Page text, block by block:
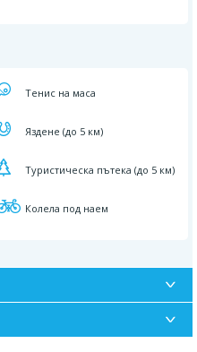
Тенис на маса
Яздене (до 5 км)
Туристическа пътека (до 5 км)
Колела под наем